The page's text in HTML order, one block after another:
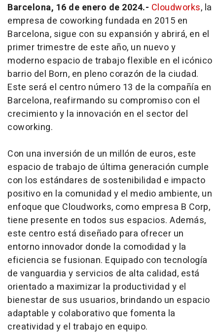
Barcelona, 16 de enero de 2024.- Cloudworks, la
empresa de coworking fundada en 2015 en
Barcelona, sigue con su expansión y abrirá, en el
primer trimestre de este año, un nuevo y
moderno espacio de trabajo flexible en el icónico
barrio del Born, en pleno corazón de la ciudad.
Este será el centro número 13 de la compañía en
Barcelona, reafirmando su compromiso con el
crecimiento y la innovación en el sector del
coworking.
Con una inversión de un millón de euros, este
espacio de trabajo de última generación cumple
con los estándares de sostenibilidad e impacto
positivo en la comunidad y el medio ambiente, un
enfoque que Cloudworks, como empresa B Corp,
tiene presente en todos sus espacios. Además,
este centro está diseñado para ofrecer un
entorno innovador donde la comodidad y la
eficiencia se fusionan. Equipado con tecnología
de vanguardia y servicios de alta calidad, está
orientado a maximizar la productividad y el
bienestar de sus usuarios, brindando un espacio
adaptable y colaborativo que fomenta la
creatividad y el trabajo en equipo.